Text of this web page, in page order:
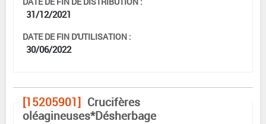
31/12/2021
DATE DE FIN D'UTILISATION :
30/06/2022
[15205901] Crucifères
oléagineuses*Désherbage